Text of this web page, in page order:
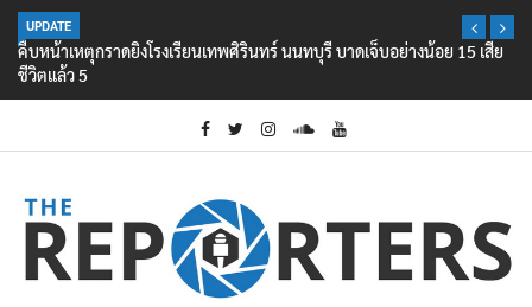
UPDATE
คืบหน้าเหตุกราดยิงโรงเรียนเทพศิรินทร์ นนทบุรี บาดเจ็บอย่างน้อย 15 เสีย
ชีวิตแล้ว 5